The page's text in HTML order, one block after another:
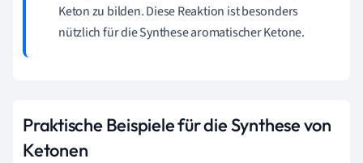
Keton zu bilden. Diese Reaktion ist besonders
nützlich für die Synthese aromatischer Ketone.
Praktische Beispiele für die Synthese von
Ketonen